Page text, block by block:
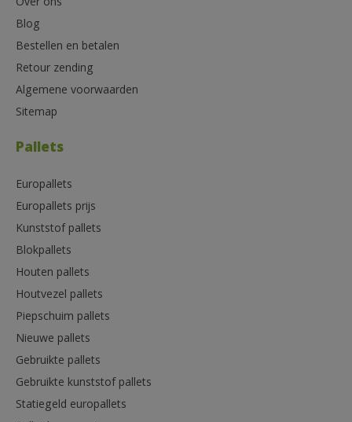
Blog
Bestellen en betalen
Retour zending
Algemene voorwaarden
Sitemap
Pallets
Europallets
Europallets prijs
Kunststof pallets
Blokpallets
Houten pallets
Houtvezel pallets
Piepschuim pallets
Nieuwe pallets
Gebruikte pallets
Gebruikte kunststof pallets
Statiegeld europallets